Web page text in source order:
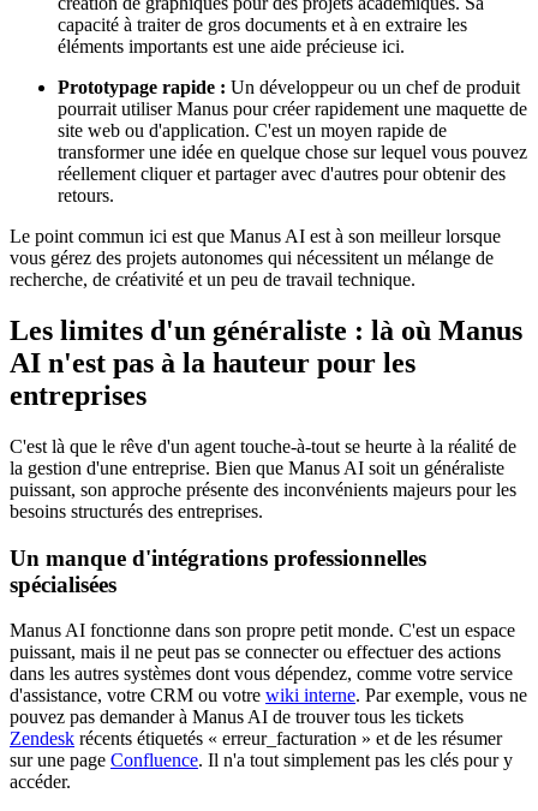
capacité à traiter de gros documents et à en extraire les
éléments importants est une aide précieuse ici.
Prototypage rapide : Un développeur ou un chef de produit
pourrait utiliser Manus pour créer rapidement une maquette de
site web ou d'application. C'est un moyen rapide de
transformer une idée en quelque chose sur lequel vous pouvez
réellement cliquer et partager avec d'autres pour obtenir des
retours.
Le point commun ici est que Manus AI est à son meilleur lorsque
vous gérez des projets autonomes qui nécessitent un mélange de
recherche, de créativité et un peu de travail technique.
Les limites d'un généraliste : là où Manus
AI n'est pas à la hauteur pour les
entreprises
C'est là que le rêve d'un agent touche-à-tout se heurte à la réalité de
la gestion d'une entreprise. Bien que Manus AI soit un généraliste
puissant, son approche présente des inconvénients majeurs pour les
besoins structurés des entreprises.
Un manque d'intégrations professionnelles
spécialisées
Manus AI fonctionne dans son propre petit monde. C'est un espace
puissant, mais il ne peut pas se connecter ou effectuer des actions
dans les autres systèmes dont vous dépendez, comme votre service
d'assistance, votre CRM ou votre wiki interne. Par exemple, vous ne
pouvez pas demander à Manus AI de trouver tous les tickets
Zendesk récents étiquetés « erreur_facturation » et de les résumer
sur une page Confluence. Il n'a tout simplement pas les clés pour y
accéder.